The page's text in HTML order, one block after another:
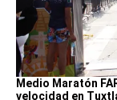
Medio Maratón
velocidad en